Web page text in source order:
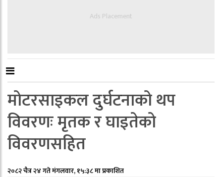
Ads Placement
मोटरसाइकल दुर्घटनाको थप
विवरणः मृतक र घाइतेको
विवरणसहित
२०८२ चैत्र २४ गते मंगलवार, १५:३८ मा प्रकाशित